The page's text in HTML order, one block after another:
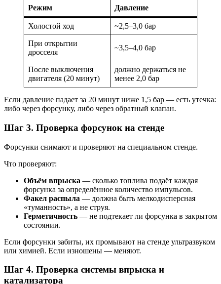
Режим Давление
Холостой ход ~2,5–3,0 бар
При открытии
дросселя
~3,5–4,0 бар
После выключения
двигателя (20 минут)
должно держаться не
менее 2,0 бар
Если давление падает за 20 минут ниже 1,5 бар — есть утечка:
либо через форсунку, либо через обратный клапан.
Шаг 3. Проверка форсунок на стенде
Форсунки снимают и проверяют на специальном стенде.
Что проверяют:
Объём впрыска — сколько топлива подаёт каждая
форсунка за определённое количество импульсов.
Факел распыла — должна быть мелкодисперсная
«туманность», а не струя.
Герметичность — не подтекает ли форсунка в закрытом
состоянии.
Если форсунки забиты, их промывают на стенде ультразвуком
или химией. Если изношены — меняют.
Шаг 4. Проверка системы впрыска и
катализатора